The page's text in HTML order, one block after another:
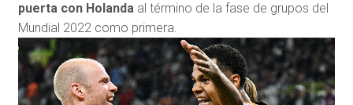
puerta con Holandaal término de la fase de grupos del
Mundial 2022 como primera.